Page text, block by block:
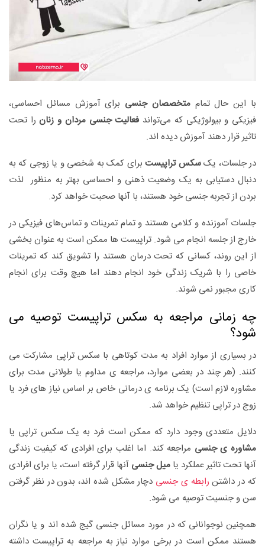
با این حال تماممتخصصان جنسی برای آموزش مسائل احساسی،
فیزیکی و بیولوژیکی که می‌تواند فعالیت جنسی مردان و زنانرا تحت
تاثیر قرار دهند آموزش دیده اند.
در جلسات، یکسکس تراپیستبرای کمک به شخصی و یا زوجی که به
دنبال دستیابی به یک وضعیت ذهنی و احساسی بهتر به منظور لذت
بردن از تجربه جنسی خود هستند، با آنها صحبت خواهد کرد.
جلسات آموزنده و کلامی هستند و تمام تمرینات و تماس‌های فیزیکی در
خارج از جلسه انجام می شود. تراپیست ها ممکن است به عنوان بخشی
از این روند، کسانی که تحت درمان هستند را تشویق کند که تمرینات
خاصی را با شریک زندگی خود انجام دهند اما هیچ وقت برای انجام
کاری مجبور نمی شوند.
چه زمانی مراجعه به سکس تراپیست توصیه می
شود؟
در بسیاری از موارد افراد به مدت کوتاهی با سکس تراپی مشارکت می
کنند. (هر چند در بعضی موارد، مراجعه ی مداوم یا طولانی مدت برای
مشاوره لازم است) یک برنامه ی درمانی خاص بر اساس نیاز های فرد یا
زوج در تراپی تنظیم خواهد شد.
دلایل متعددی وجود دارد که ممکن است فرد به یک سکس تراپی یا
مشاوره ی جنسی مراجعه کند. اما اغلب برای افرادی که کیفیت زندگی
آنها تحت تاثیر عملکرد یا میل جنسی آنها قرار گرفته است، یا برای افرادی
که در داشتن رابطه ی جنسی دچار مشکل شده اند، بدون در نظر گرفتن
سن و جنسیت توصیه می شود.
همچنین نوجوانانی که در مورد مسائل جنسی گیج شده اند و یا نگران
هستند ممکن است در برخی موارد نیاز به مراجعه به تراپیست داشته